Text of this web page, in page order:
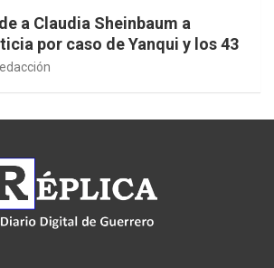
a Claudia Sheinbaum a
por caso de Yanqui y los 43